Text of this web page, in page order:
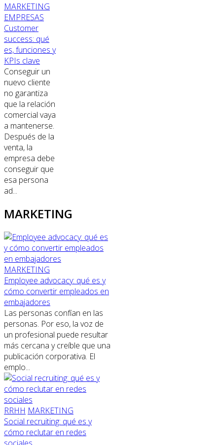
MARKETING
EMPRESAS
Customer
success: qué
es, funciones y
KPIs clave
Conseguir un
nuevo cliente
no garantiza
que la relación
comercial vaya
a mantenerse.
Después de la
venta, la
empresa debe
conseguir que
esa persona
ad...
MARKETING
MARKETING
Employee advocacy: qué es y
cómo convertir empleados en
embajadores
Las personas confían en las
personas. Por eso, la voz de
un profesional puede resultar
más cercana y creíble que una
publicación corporativa. El
emplo...
RRHH MARKETING
Social recruiting: qué es y
cómo reclutar en redes